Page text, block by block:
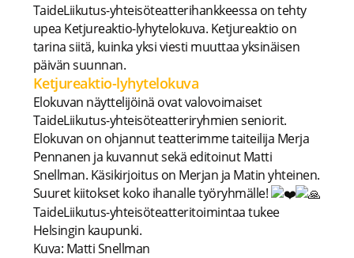
TaideLiikutus-yhteisöteatterihankkeessa on tehty
upea Ketjureaktio-lyhytelokuva. Ketjureaktio on
tarina siitä, kuinka yksi viesti muuttaa yksinäisen
päivän suunnan.
Ketjureaktio-lyhytelokuva
Elokuvan näyttelijöinä ovat valovoimaiset
TaideLiikutus-yhteisöteatteriryhmien seniorit.
Elokuvan on ohjannut teatterimme taiteilija Merja
Pennanen ja kuvannut sekä editoinut Matti
Snellman. Käsikirjoitus on Merjan ja Matin yhteinen.
Suuret kiitokset koko ihanalle työryhmälle!
TaideLiikutus-yhteisöteatteritoimintaa tukee
Helsingin kaupunki.
Kuva: Matti Snellman